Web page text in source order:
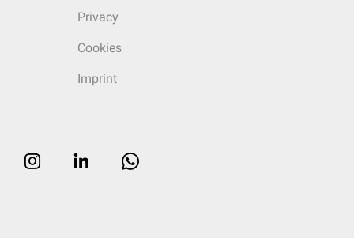
Privacy
Cookies
Imprint